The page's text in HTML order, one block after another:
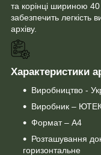
та корінці шириною
забезпечить легкість
архіву.
Характеристики
Виробництво -
Виробник –
Формат – А4
Розташування
горизонтальне